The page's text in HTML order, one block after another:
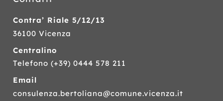
Contra’ Riale 5/12/13
36100 Vicenza
Centralino
Telefono(+39) 0444 578 211
Email
consulenza.bertoliana@comune.vicenza.it